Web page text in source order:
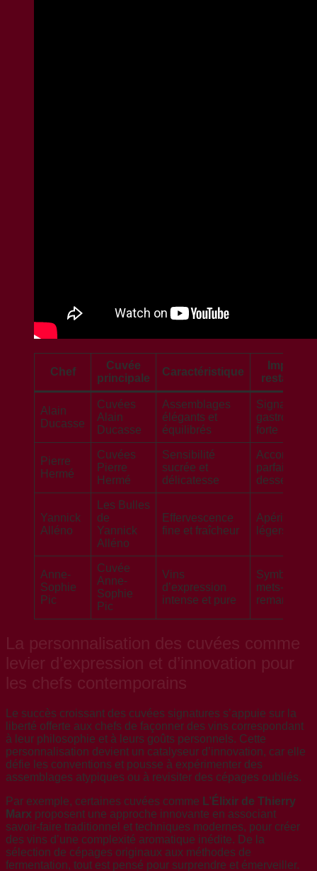
Chef
Cuvée
principale
Caractéristique
Impact
Alain
Ducasse
Cuvées
Alain
Ducasse
Assemblages
élégants et
équilibrés
Signature
forte
Pierre
Hermé
Cuvées
Pierre
Hermé
Sensibilité
sucrée et
délicatesse
Accords
parfaits
desserts
Yannick
Alléno
Les Bulles
de
Yannick
Alléno
Effervescence
fine et fraîcheur
Apéritif et
légers
Anne-
Sophie
Pic
Cuvée
Anne-
Sophie
Pic
Vins
d’expression
intense et pure
Symbiose
mets-vins
La personnalisation des cuvées comme
levier d’expression et d’innovation pour
les chefs contemporains
Le succès croissant des cuvées signatures s’appuie sur la
liberté offerte aux chefs de façonner des vins correspondant
à leur philosophie et à leurs goûts personnels. Cette
personnalisation devient un catalyseur d’innovation, car elle
défie les conventions et pousse à expérimenter des
assemblages atypiques ou à revisiter des cépages oubliés.
Par exemple, certaines cuvées comme L’Élixir de Thierry
Marx proposent une approche innovante en associant
savoir-faire traditionnel et techniques modernes, pour créer
des vins d’une complexité aromatique inédite. De la
sélection de cépages originaux aux méthodes de
fermentation, tout est pensé pour surprendre et émerveiller.